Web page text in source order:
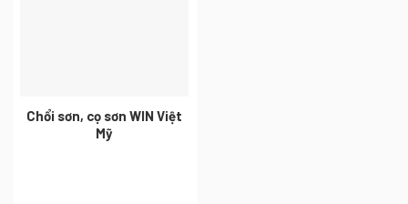
Chổi sơn, cọ sơn WIN Việt
Mỹ